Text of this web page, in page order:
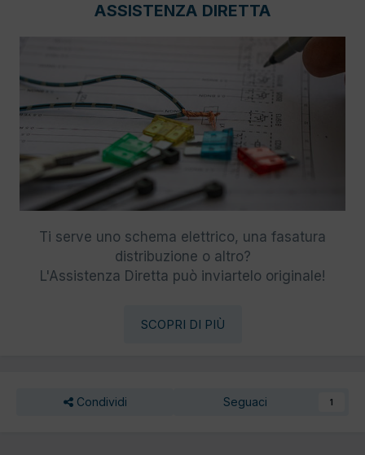
ASSISTENZA DIRETTA
Ti serve uno schema elettrico, una fasatura
distribuzione o altro?
L'Assistenza Diretta può inviartelo originale!
SCOPRI DI PIÙ
Condividi Seguaci 1